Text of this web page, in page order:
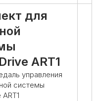
для
ART1
управления
системы